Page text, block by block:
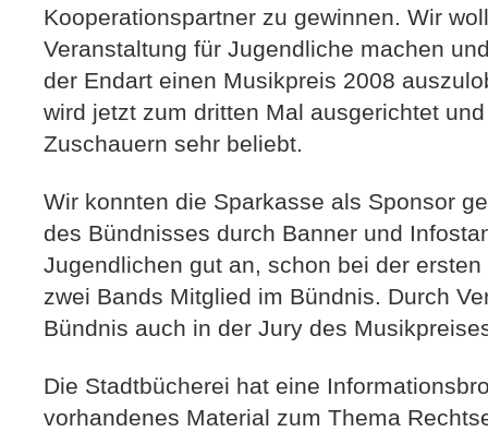
Kooperationspartner zu gewinnen. Wir
Veranstaltung für Jugendliche machen
der Endart einen Musikpreis 2008
wird jetzt zum dritten Mal ausgerichtet
Zuschauern sehr beliebt.
Wir konnten die Sparkasse als Sponsor
des Bündnisses durch Banner und
Jugendlichen gut an, schon bei der
zwei Bands Mitglied im Bündnis. Durch
Bündnis auch in der Jury des
Die Stadtbücherei hat eine
vorhandenes Material zum Thema